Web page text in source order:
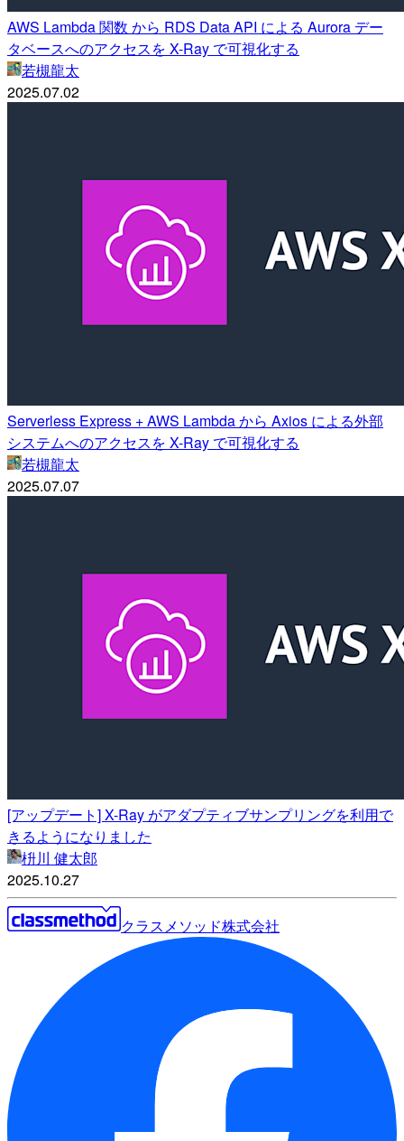
AWS Lambda 関数 から RDS Data API による Aurora デー
タベースへのアクセスを X-Ray で可視化する
若槻龍太
2025.07.02
Serverless Express + AWS Lambda から Axios による外部
システムへのアクセスを X-Ray で可視化する
若槻龍太
2025.07.07
[アップデート] X-Ray がアダプティブサンプリングを利用で
きるようになりました
枡川 健太郎
2025.10.27
クラスメソッド株式会社